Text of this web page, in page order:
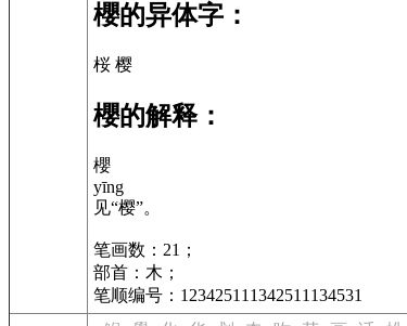
櫻的异体字：
桜 樱
櫻的解释：
櫻
yīng
见“樱”。
笔画数：21；
部首：木；
笔顺编号：123425111342511134531